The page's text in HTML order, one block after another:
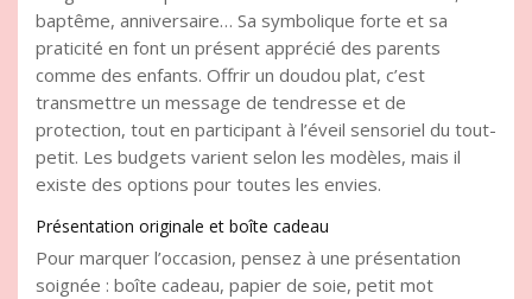
baptême, anniversaire… Sa symbolique forte et sa
praticité en font un présent apprécié des parents
comme des enfants. Offrir un doudou plat, c’est
transmettre un message de tendresse et de
protection, tout en participant à l’éveil sensoriel du tout-
petit. Les budgets varient selon les modèles, mais il
existe des options pour toutes les envies.
Présentation originale et boîte cadeau
Pour marquer l’occasion, pensez à une présentation
soignée : boîte cadeau, papier de soie, petit mot